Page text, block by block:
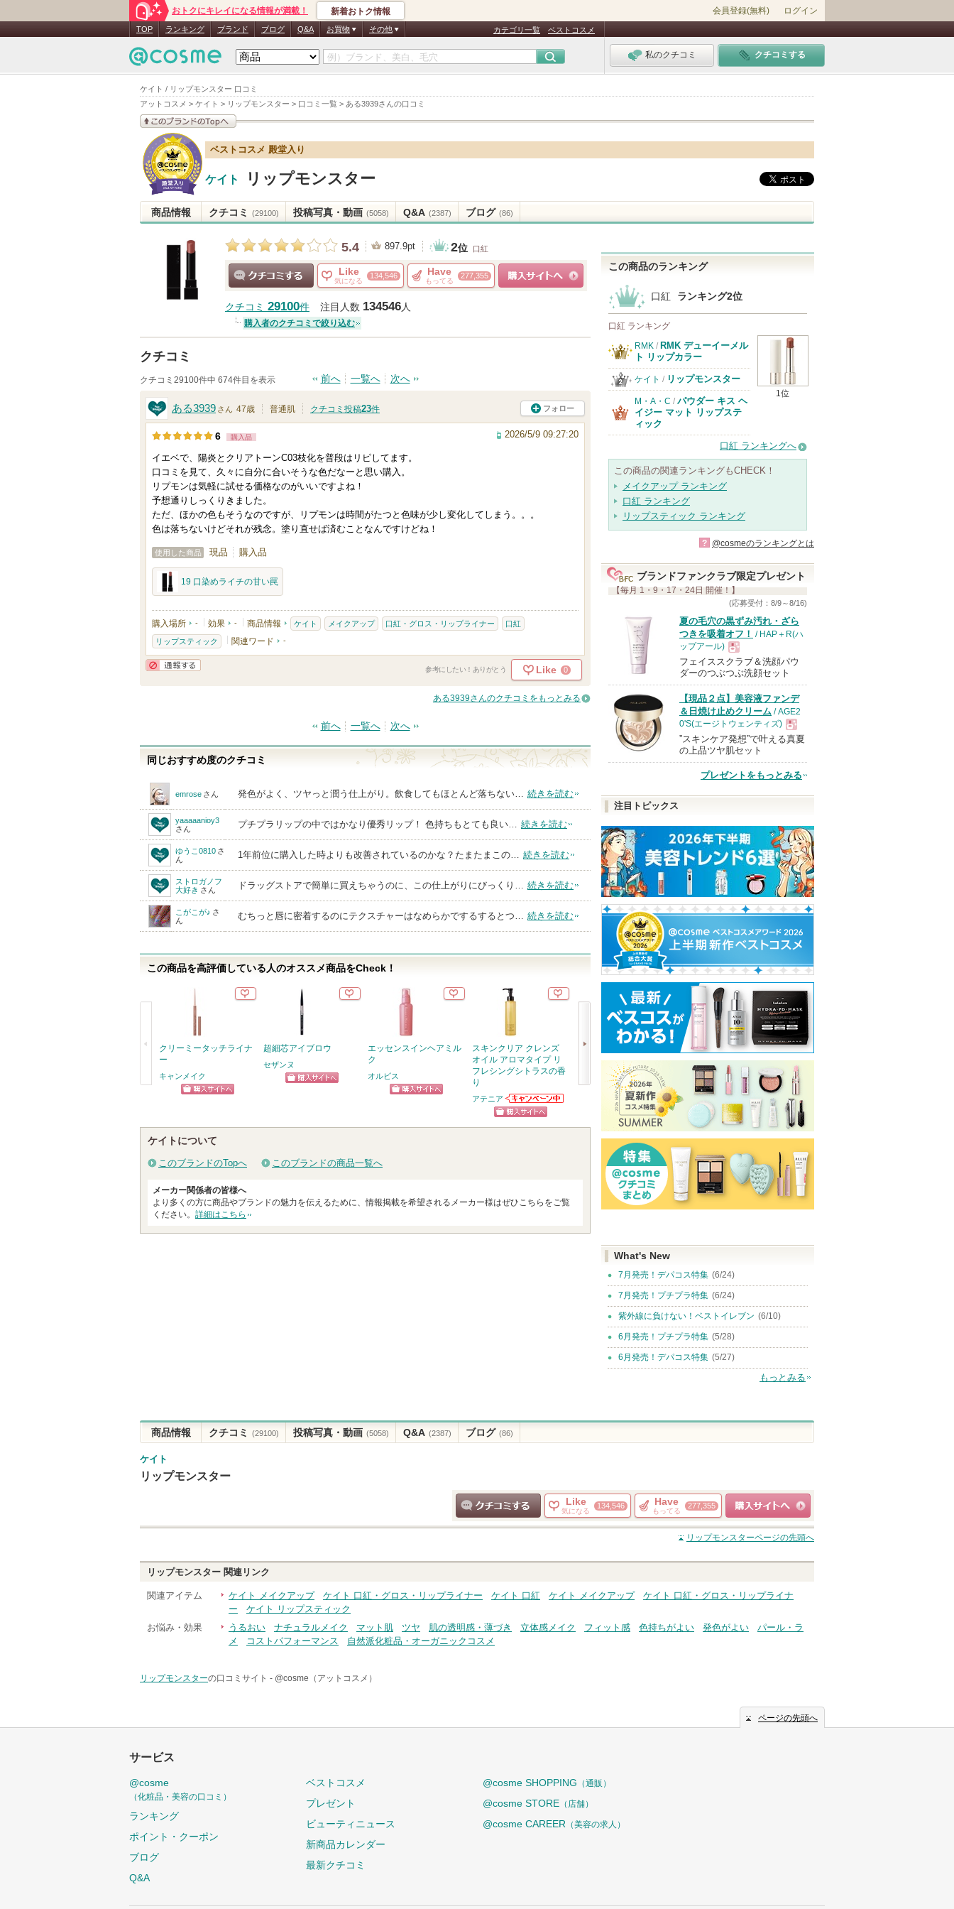
ケイト / リップモンスター 口コミ
アットコスメ > ケイト > リップモンスター > 口コミ一覧 > ある3939さんの口コミ
おトクにキレイになる情報が満載！ 新着おトク情報 会員登録(無料) ログイン
TOP ランキング ブランド ブログ Q&A お買物 その他 カテゴリ一覧 ベストコスメ
私のクチコミ クチコミする
このブランドの情報を
見る
ベストコスメ 殿堂入り
ケイト リップモンスター
商品情報 クチコミ (29100) 投稿写真・動画 (5058) Q&A (2387) ブログ (86)
5.4 897.9pt 2位 口紅
Like
気になる
134,546 Have
もってる
277,355
クチコミ 29100件 注目人数 134546人
購入者のクチコミで絞り込む
クチコミ
クチコミ29100件中 674件目を表示 前へ 一覧へ 次へ
ある3939 さん 47歳 普通肌 クチコミ投稿23件 フォロー
6 購入品 2026/5/9 09:27:20
イエベで、陽炎とクリアトーンC03枝化を普段はリピしてます。
口コミを見て、久々に自分に合いそうな色だなーと思い購入。
リプモンは気軽に試せる価格なのがいいですよね！
予想通りしっくりきました。
ただ、ほかの色もそうなのですが、リプモンは時間がたつと色味が少し変化してしまう。。。
色は落ちないけどそれが残念。塗り直せば済むことなんですけどね！
使用した商品 現品 購入品
19 口染めライチの甘い罠
購入場所 - 効果 - 商品情報 ケイト メイクアップ 口紅・グロス・リップライナー 口紅
リップスティック 関連ワード -
参考にしたい！ありがとう Like 0
ある3939さんのクチコミをもっとみる
前へ 一覧へ 次へ
同じおすすめ度のクチコミ
emrose さん 発色がよく、ツヤっと潤う仕上がり。飲食してもほとんど落ちない… 続きを読む
yaaaaanioy3
さん
プチプラリップの中ではかなり優秀リップ！ 色持ちもとても良い… 続きを読む
ゆうこ0810 さ
ん
1年前位に購入した時よりも改善されているのかな？たまたまこの… 続きを読む
ストロガノフ
大好き さん ドラッグストアで簡単に買えちゃうのに、この仕上がりにびっくり… 続きを読む
こがこが♪ さ
ん
むちっと唇に密着するのにテクスチャーはなめらかでするするとつ… 続きを読む
この商品を高評価している人のオススメ商品をCheck！
クリーミータッチライナ
ー
キャンメイク
超細芯アイブロウ
セザンヌ
エッセンスインヘアミル
ク
オルビス
スキンクリア クレンズ
オイル アロマタイプ リ
フレシングシトラスの香
り
アテニア
アテニアからの
お知らせがあり
ます
ショッピン
スピーディーマスカラリ
ムーバー
ヒロインメイク
ショッピン
グサイトへ
ハンオールブロウカラ
rom&nd
ショッピン
グサイトへ
5番 白玉グルタチオンC
ふりかけマスク
ナンバーズイン(numbuzin)
ケイトについて
このブランドのTopへ このブランドの商品一覧へ
メーカー関係者の皆様へ
より多くの方に商品やブランドの魅力を伝えるために、情報掲載を希望されるメーカー様はぜひこちらをご覧
ください。 詳細はこちら
この商品のランキング
口紅 ランキング2位
口紅 ランキング
1位
RMK / RMK デューイーメル
ト リップカラー
ケイト / リップモンスター
M・A・C / パウダー キス ヘ
イジー マット リップステ
ィック
口紅 ランキングへ
この商品の関連ランキングもCHECK！
メイクアップ ランキング
口紅 ランキング
リップスティック ランキング
? @cosmeのランキングとは
ブランドファンクラブ限定プレゼント
【毎月 1・9・17・24日 開催！】
(応募受付：8/9～8/16)
夏の毛穴の黒ずみ汚れ・ざら
つきを吸着オフ！ / HAP＋R(ハ
ップアール)
現
品
フェイススクラブ＆洗顔パウ
ダーのつぶつぶ洗顔セット
【現品２点】美容液ファンデ
＆日焼け止めクリーム / AGE2
0'S(エージトウェンティズ)
現
品
”スキンケア発想”で叶える真夏
の上品ツヤ肌セット
プレゼントをもっとみる
注目トピックス
What's New
7月発売！デパコス特集 (6/24)
7月発売！プチプラ特集 (6/24)
紫外線に負けない！ベストイレブン (6/10)
6月発売！プチプラ特集 (5/28)
6月発売！デパコス特集 (5/27)
もっとみる
商品情報 クチコミ (29100) 投稿写真・動画 (5058) Q&A (2387) ブログ (86)
ケイト
リップモンスター
クチコミする
Like
気になる
134,546 Have
もってる
277,355
ショッピングサイト
へ
リップモンスターページの先頭へ
リップモンスター 関連リンク
関連アイテム ケイト メイクアップ ケイト 口紅・グロス・リップライナー ケイト 口紅 ケイト メイクアップ
ケイト 口紅・グロス・リップライナ
ー
ケイト リップスティック
お悩み・効果
うるおい ナチュラルメイク マット肌 ツヤ 肌の透明感・薄づき 立体感メイク フィット感 色持ちがよい 発色がよい
パール・ラ
メ
コストパフォーマンス 自然派化粧品・オーガニックコスメ
リップモンスターの口コミサイト - @cosme（アットコスメ）
ページの先頭へ
サービス
@cosme
（化粧品・美容の口コミ）
ランキング
ポイント・クーポン
ブログ
Q&A
ベストコスメ
プレゼント
ビューティニュース
新商品カレンダー
最新クチコミ
@cosme SHOPPING （通販）
@cosme STORE （店舗）
@cosme CAREER （美容の求人）